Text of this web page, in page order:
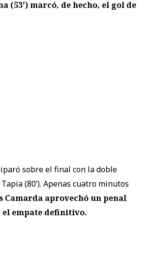
(53') marcó, de hecho, el gol de
sobre el final con la doble
(80’). Apenas cuatro minutos
Camarda aprovechó un penal
empate definitivo.